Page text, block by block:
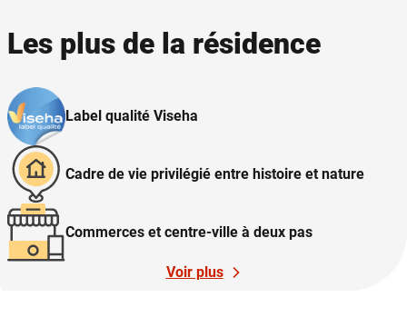
Les plus de la résidence
Label qualité Viseha
Cadre de vie privilégié entre histoire et nature
Commerces et centre-ville à deux pas
Voir plus